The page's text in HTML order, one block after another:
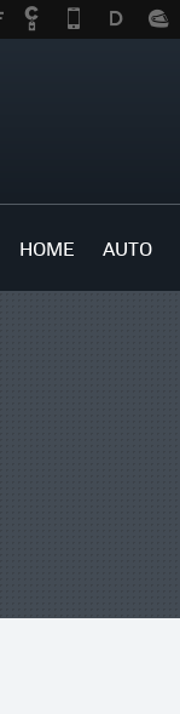
HOME AUTO